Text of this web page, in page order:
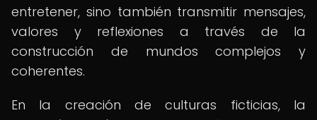
entretener, sino también transmitir mensajes,
valores y reflexiones a través de la
construcción de mundos complejos y
coherentes.
En la creación de culturas ficticias, la